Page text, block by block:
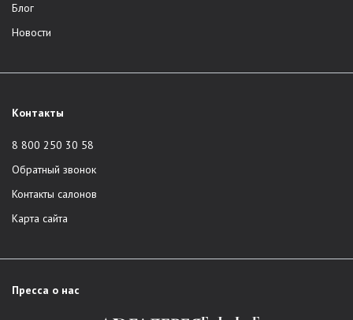
Блог
Новости
Контакты
8 800 250 30 58
Обратный звонок
Контакты салонов
Карта сайта
Пресса о нас